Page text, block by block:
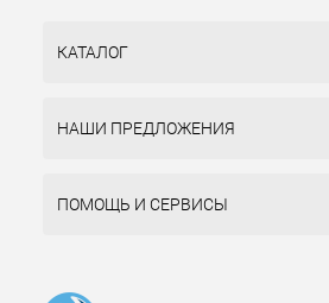
КАТАЛОГ
НАШИ ПРЕДЛОЖЕНИЯ
ПОМОЩЬ И СЕРВИСЫ